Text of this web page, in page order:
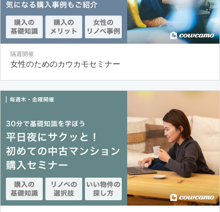
隔週開催
女性のためのカウカモセミナー